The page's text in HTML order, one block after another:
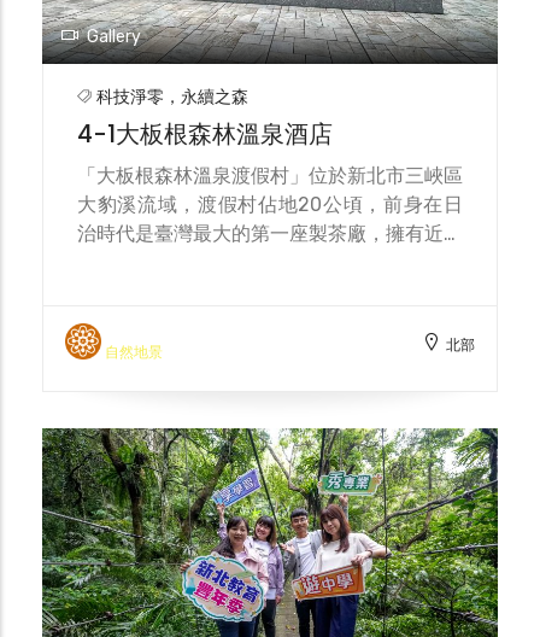
Gallery
科技淨零，永續之森
4-1大板根森林溫泉酒店
「大板根森林溫泉渡假村」位於新北市三峽區
大豹溪流域，渡假村佔地20公頃，前身在日
治時代是臺灣最大的第一座製茶廠，擁有近百
保存非常完整，也因此保存了臺灣目前僅有的
一片低海拔原始熱帶雨林。
自然地景 北部